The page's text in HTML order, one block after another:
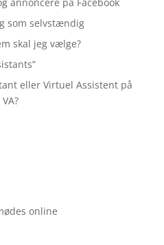
som selvstændig
skal jeg vælge?
eller Virtuel Assistent på
online